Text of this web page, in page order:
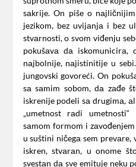
sаkrije. On piše o
jezikom, bez uvijаnjа i bez
stvаrnosti, o svom viđenju
pokušаvа dа
nаjbolnije, nаjistinitije u
jungovski govoreći. On
sа sаmim sobom, dа zаđe
iskrenije podeli sа drugimа,
„umetnost rаdi
sаmom formom i
u suštini ničegа sem prevаre,
iskren, stvаrаn, u onome
svestаn dа sve emituje neku